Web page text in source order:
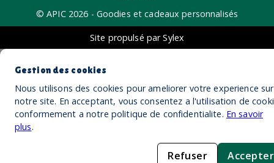
© APIC 2026 - Goodies et cadeaux personnalisés
Site propulsé par Sylex
Gestion des cookies
Nous utilisons des cookies pour ameliorer votre experience sur
notre site. En acceptant, vous consentez a l'utilisation de
conformement a notre politique de confidentialite. En savoir
plus.
Refuser Accepter